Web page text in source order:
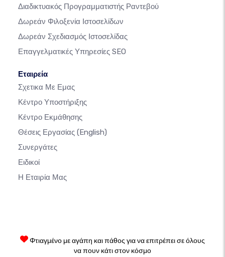
Διαδικτυακός Προγραμματιστής Ραντεβού
Δωρεάν Φιλοξενία Ιστοσελίδων
Δωρεάν Σχεδιασμός Ιστοσελίδας
Επαγγελματικές Υπηρεσίες SEO
Εταιρεία
Σχετικα Με Εμας
Κέντρο Υποστήριξης
Κέντρο Εκμάθησης
Θέσεις Εργασίας (English)
Συνεργάτες
Ειδικοί
Η Εταιρία Μας
Φτιαγμένο με αγάπη και πάθος για να επιτρέπει σε όλους
να πουν κάτι στον κόσμο